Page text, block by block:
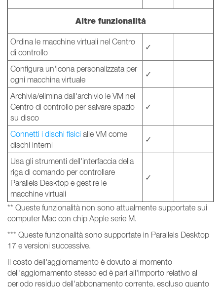
Altre funzionalità
Ordina le macchine virtuali nel Centro
di controllo
✓
Configura un'icona personalizzata per
ogni macchina virtuale
✓
Archivia/elimina dall'archivio le VM nel
Centro di controllo per salvare spazio
su disco
✓
Connetti i dischi fisici alle VM come
dischi interni
✓
Usa gli strumenti dell'interfaccia della
riga di comando per controllare
Parallels Desktop e gestire le
macchine virtuali
✓
** Queste funzionalità non sono attualmente supportate sui
computer Mac con chip Apple serie M.
*** Queste funzionalità sono supportate in Parallels Desktop
17 e versioni successive.
Il costo dell'aggiornamento è dovuto al momento
dell'aggiornamento stesso ed è pari all'importo relativo al
periodo residuo dell'abbonamento corrente, escluso quanto